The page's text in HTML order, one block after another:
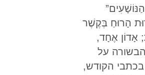
“אַחְדוּת הָרוּחַ בְּקֶשֶׁר
אָדוֹן אֶחָד,
את הבשורה על
הקודש,